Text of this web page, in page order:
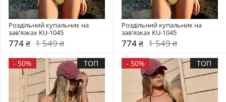
Роздільний купальник на
зав'язках KU-1045
774 ₴ 1 549 ₴
Роздільний купальник на
зав'язках KU-1045
774 ₴ 1 549 ₴
- 50% ТОП - 50% ТОП